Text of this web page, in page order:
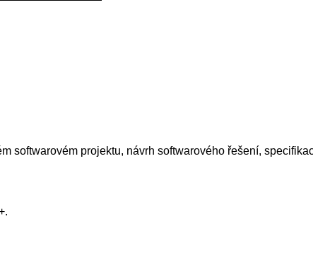
softwarovém projektu, návrh softwarového řešení,